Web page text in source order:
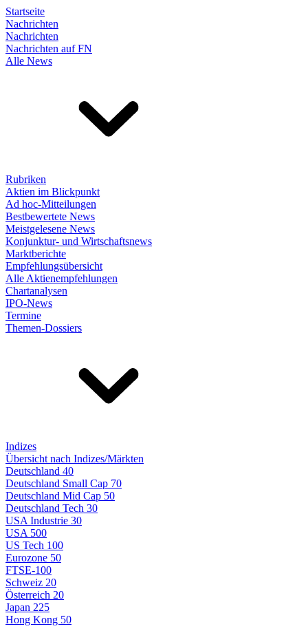
Startseite
Nachrichten
Nachrichten
Nachrichten auf FN
Alle News
Rubriken
Aktien im Blickpunkt
Ad hoc-Mitteilungen
Bestbewertete News
Meistgelesene News
Konjunktur- und Wirtschaftsnews
Marktberichte
Empfehlungsübersicht
Alle Aktienempfehlungen
Chartanalysen
IPO-News
Termine
Themen-Dossiers
Indizes
Übersicht nach Indizes/Märkten
Deutschland 40
Deutschland Small Cap 70
Deutschland Mid Cap 50
Deutschland Tech 30
USA Industrie 30
USA 500
US Tech 100
Eurozone 50
FTSE-100
Schweiz 20
Österreich 20
Japan 225
Hong Kong 50